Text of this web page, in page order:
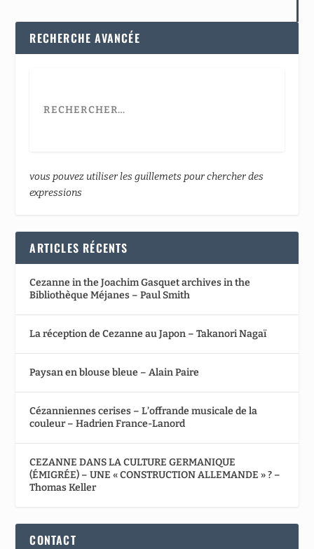
RECHERCHE AVANCÉE
vous pouvez utiliser les guillemets pour chercher des
expressions
ARTICLES RÉCENTS
Cezanne in the Joachim Gasquet archives in the
Bibliothèque Méjanes – Paul Smith
La réception de Cezanne au Japon – Takanori Nagaï
Paysan en blouse bleue – Alain Paire
Cézanniennes cerises – L’offrande musicale de la
couleur – Hadrien France-Lanord
CEZANNE DANS LA CULTURE GERMANIQUE
(ÉMIGRÉE) – UNE « CONSTRUCTION ALLEMANDE » ? –
Thomas Keller
CONTACT